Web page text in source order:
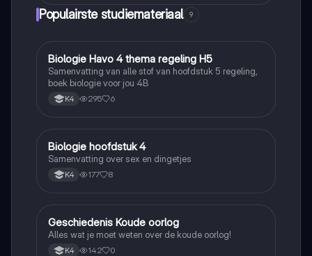
Populairste studiemateriaal 9
Biologie
Biologie Havo 4 thema regeling H5
Samenvatting van alle stof van hoofdstuk 5 regeling,
boek biologie voor jou 4B
K4 295 6
Biologie
Biologie hoofdstuk 4
Samenvatting over sex en dingetjes
K4 177 8
Geschiedenis
Geschiedenis Koude oorlog
Alles wat je moet weten over de koude oorlog!
K4 142 0